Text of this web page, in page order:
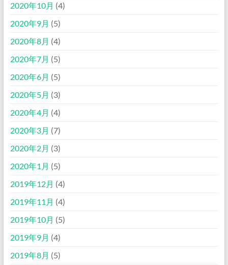
2020年10月 (4)
2020年9月 (5)
2020年8月 (4)
2020年7月 (5)
2020年6月 (5)
2020年5月 (3)
2020年4月 (4)
2020年3月 (7)
2020年2月 (3)
2020年1月 (5)
2019年12月 (4)
2019年11月 (4)
2019年10月 (5)
2019年9月 (4)
2019年8月 (5)